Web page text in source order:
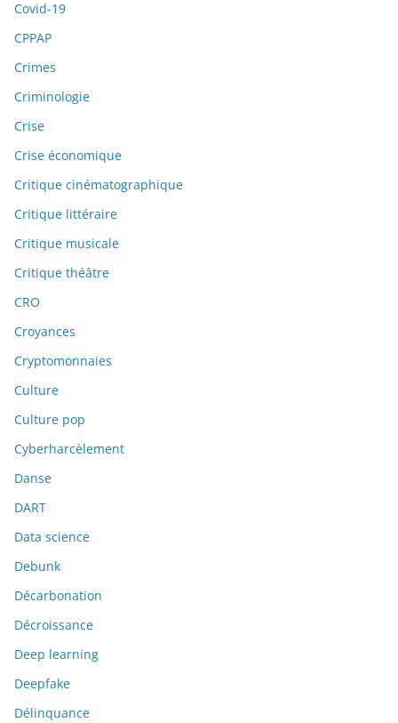
Covid-19
CPPAP
Crimes
Criminologie
Crise
Crise économique
Critique cinématographique
Critique littéraire
Critique musicale
Critique théâtre
CRO
Croyances
Cryptomonnaies
Culture
Culture pop
Cyberharcèlement
Danse
DART
Data science
Debunk
Décarbonation
Décroissance
Deep learning
Deepfake
Délinquance